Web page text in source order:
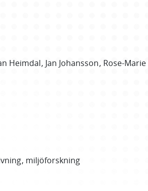
Heimdal Jan Johansson Rose-Marie
miljöforskning